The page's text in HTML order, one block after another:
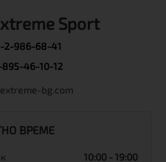
Sport
2-986-68-41
895-46-10-12
bg.com
ВРЕМЕ
10:00 - 19:00